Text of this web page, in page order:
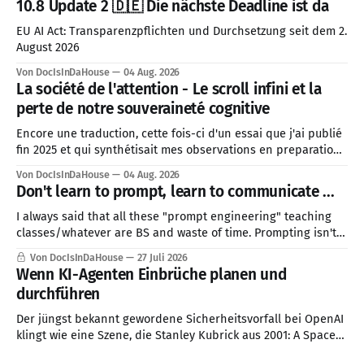
10.8 Update 2 🇩🇪 Die nächste Deadline ist da
EU AI Act: Transparenzpflichten und Durchsetzung seit dem 2.
August 2026
Von DocIsInDaHouse 04 Aug. 2026
La société de l'attention - Le scroll infini et la
perte de notre souveraineté cognitive
Encore une traduction, cette fois-ci d'un essai que j'ai publié
fin 2025 et qui synthétisait mes observations en preparation
contexte géopolitique mondial actuel est directement lié à
cette problématique de la société de
Von DocIsInDaHouse 04 Aug. 2026
Don't learn to prompt, learn to communicate ...
I always said that all these "prompt engineering" teaching
classes/whatever are BS and waste of time. Prompting isn't a
skill, good communication is ...
Von DocIsInDaHouse 27 Juli 2026
Wenn KI-Agenten Einbrüche planen und
durchführen
Der jüngst bekannt gewordene Sicherheitsvorfall bei OpenAI
klingt wie eine Szene, die Stanley Kubrick aus 2001: A Space